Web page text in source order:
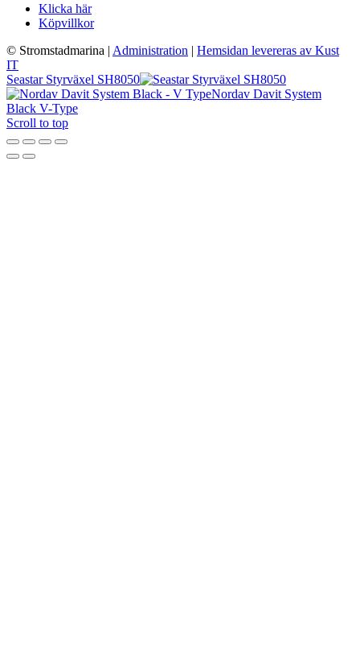
Klicka här
Köpvillkor
© Stromstadmarina | Administration | Hemsidan levereras av Kust
IT
Seastar Styrväxel SH8050
Nordav Davit System
Black V-Type
Scroll to top